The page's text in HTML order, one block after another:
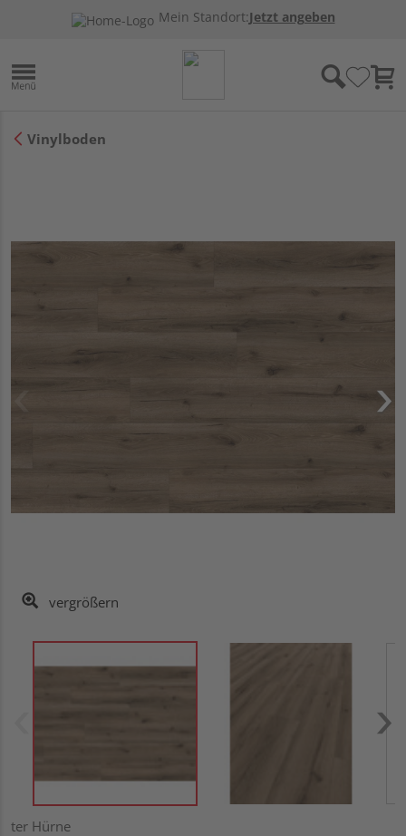
Mein Standort:Jetzt angeben
Vinylboden
vergrößern
ter Hürne